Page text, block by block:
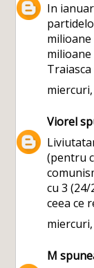
In
milioane
miercuri,
Viorel
(pentru
cu 3
ceea ce
miercuri,
M